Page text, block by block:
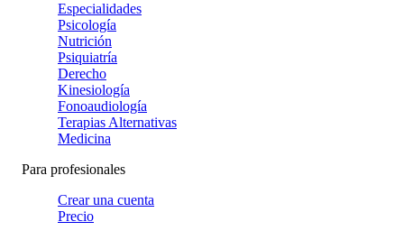
Especialidades
Psicología
Nutrición
Psiquiatría
Derecho
Kinesiología
Fonoaudiología
Terapias Alternativas
Medicina
Para profesionales
Crear una cuenta
Precio